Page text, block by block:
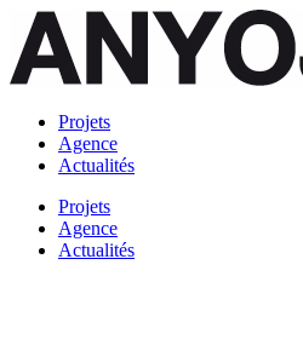
Projets
Agence
Actualités
Projets
Agence
Actualités